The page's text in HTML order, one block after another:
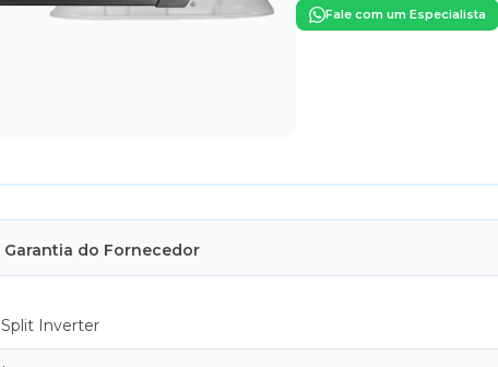
Fale com um Especialista
Garantia do Fornecedor
Split Inverter